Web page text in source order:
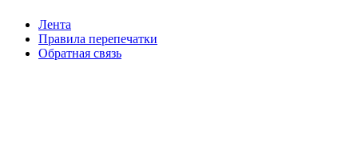
Лента
Правила перепечатки
Обратная связь